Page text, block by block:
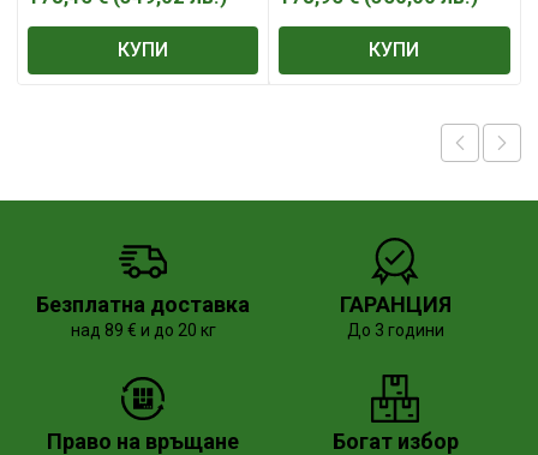
КУПИ КУПИ
Безплатна доставка
над 89 € и до 20 кг
ГАРАНЦИЯ
До 3 години
Право на връщане Богат избор